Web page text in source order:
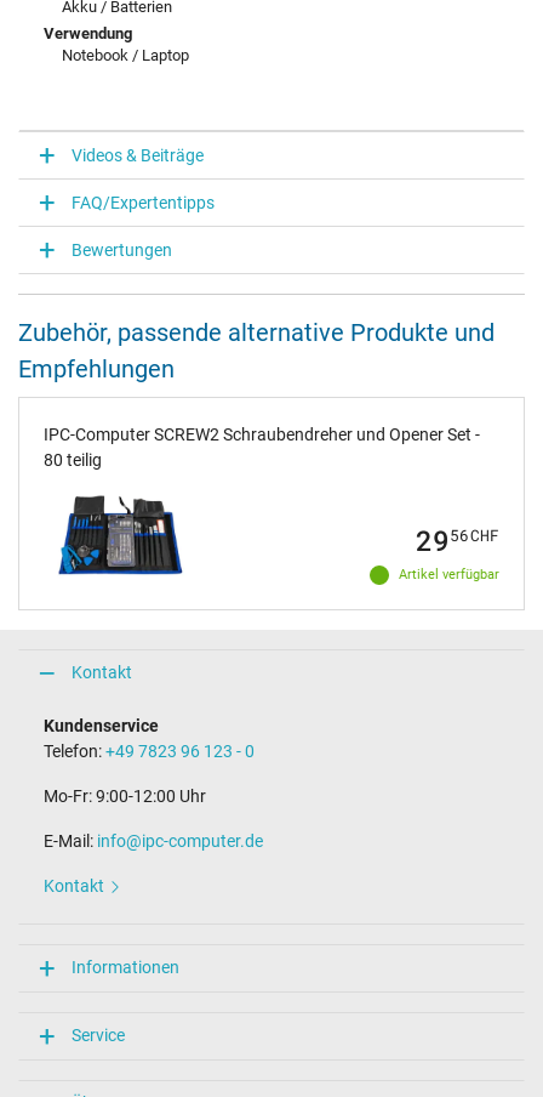
Akku / Batterien
Verwendung
Notebook / Laptop
Videos & Beiträge
FAQ/Expertentipps
Bewertungen
Zubehör, passende alternative Produkte und
Empfehlungen
IPC-Computer SCREW2 Schraubendreher und Opener Set -
80 teilig
Artikel verfügbar
2956CHF
Kontakt
Kundenservice
Telefon:+49 7823 96 123 - 0
Mo-Fr: 9:00-12:00 Uhr
E-Mail: info@ipc-computer.de
Kontakt
Informationen
Service